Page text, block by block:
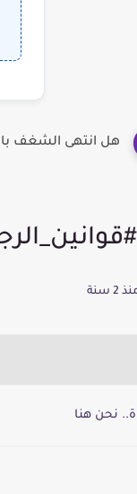
هل انتهى الشغف
2 سنة
نحن هنا